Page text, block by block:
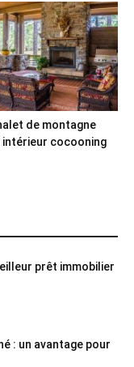
de montagne
intérieur cocooning
prêt immobilier
: un avantage pour